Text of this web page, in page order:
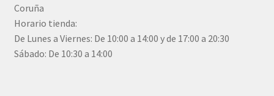
Coruña
Horario tienda:
De Lunes a Viernes: De 10:00 a 14:00 y de 17:00 a 20:30
Sábado: De 10:30 a 14:00